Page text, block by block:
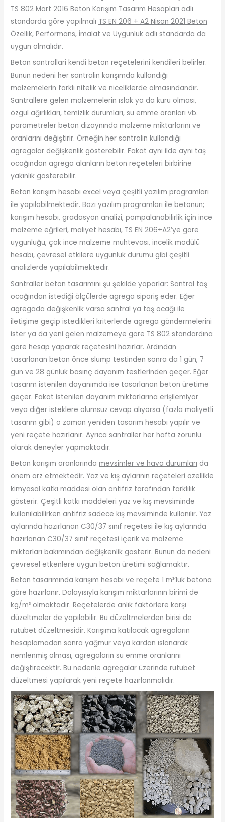
TS 802 Mart 2016 Beton Karışım Tasarım Hesapları adlı
standarda göre yapılmalı TS EN 206 + A2 Nisan 2021 Beton
Özellik, Performans, İmalat ve Uygunluk adlı standarda da
uygun olmalıdır.
Beton santrallari kendi beton reçetelerini kendileri belirler.
Bunun nedeni her santralin karışımda kullandığı
malzemelerin farklı nitelik ve niceliklerde olmasındandır.
Santrallere gelen malzemelerin ıslak ya da kuru olması,
özgül ağırlıkları, temizlik durumları, su emme oranları vb.
parametreler beton dizaynında malzeme miktarlarını ve
oranlarını değiştirir. Örneğin her santralin kullandığı
agregalar değişkenlik gösterebilir. Fakat aynı ilde aynı taş
ocağından agrega alanların beton reçeteleri birbirine
yakınlık gösterebilir.
Beton karışım hesabı excel veya çeşitli yazılım programları
ile yapılabilmektedir. Bazı yazılım programları ile betonun;
karışım hesabı, gradasyon analizi, pompalanabilirlik için ince
malzeme eğrileri, maliyet hesabı, TS EN 206+A2’ye göre
uygunluğu, çok ince malzeme muhtevası, incelik modülü
hesabı, çevresel etkilere uygunluk durumu gibi çeşitli
analizlerde yapılabilmektedir.
Santraller beton tasarımını şu şekilde yaparlar: Santral taş
ocağından istediği ölçülerde agrega sipariş eder. Eğer
agregada değişkenlik varsa santral ya taş ocağı ile
iletişime geçip istedikleri kriterlerde agrega göndermelerini
ister ya da yeni gelen malzemeye göre TS 802 standardına
göre hesap yaparak reçetesini hazırlar. Ardından
tasarlanan beton önce slump testinden sonra da 1 gün, 7
gün ve 28 günlük basınç dayanım testlerinden geçer. Eğer
tasarım istenilen dayanımda ise tasarlanan beton üretime
geçer. Fakat istenilen dayanım miktarlarına erişilemiyor
veya diğer isteklere olumsuz cevap alıyorsa (fazla maliyetli
tasarım gibi) o zaman yeniden tasarım hesabı yapılır ve
yeni reçete hazırlanır. Ayrıca santraller her hafta zorunlu
olarak deneyler yapmaktadır.
Beton karışım oranlarındamevsimler ve hava durumları da
önem arz etmektedir. Yaz ve kış aylarının reçeteleri özellikle
kimyasal katkı maddesi olan antifriz tarafından farklılık
gösterir. Çeşitli katkı maddeleri yaz ve kış mevsiminde
kullanılabilirken antifriz sadece kış mevsiminde kullanılır. Yaz
aylarında hazırlanan C30/37 sınıf reçetesi ile kış aylarında
hazırlanan C30/37 sınıf reçetesi içerik ve malzeme
miktarları bakımından değişkenlik gösterir. Bunun da nedeni
çevresel etkenlere uygun beton üretimi sağlamaktır.
Beton tasarımında karışım hesabı ve reçete 1 m³’lük betona
göre hazırlanır. Dolayısıyla karışım miktarlarının birimi de
kg/m³ olmaktadır. Reçetelerde anlık faktörlere karşı
düzeltmeler de yapılabilir. Bu düzeltmelerden birisi de
rutubet düzeltmesidir. Karışıma katılacak agregaların
hesaplamadan sonra yağmur veya kardan ıslanarak
nemlenmiş olması, agregaların su emme oranlarını
değiştirecektir. Bu nedenle agregalar üzerinde rutubet
düzeltmesi yapılarak yeni reçete hazırlanmalıdır.